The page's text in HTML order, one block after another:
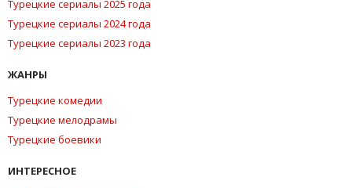
Турецкие сериалы 2025 года
Турецкие сериалы 2024 года
Турецкие сериалы 2023 года
ЖАНРЫ
Турецкие комедии
Турецкие мелодрамы
Турецкие боевики
ИНТЕРЕСНОЕ